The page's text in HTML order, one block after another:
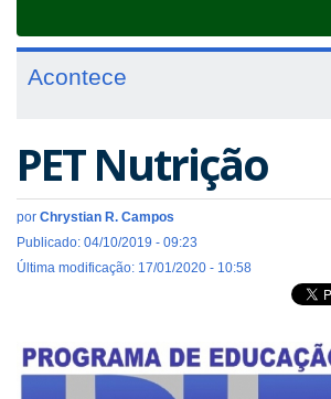
Acontece
PET Nutrição
por Chrystian R. Campos
Publicado: 04/10/2019 - 09:23
Última modificação: 17/01/2020 - 10:58